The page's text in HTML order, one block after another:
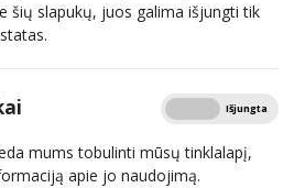
šių slapukų, juos galima išjungti tik
Rodyti Išjungta
mums tobulinti mūsų tinklalapį,
apie jo naudojimą.
Paskutinė atnaujinimo data:2026-03-10